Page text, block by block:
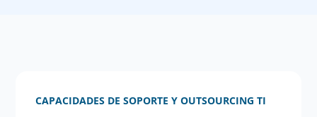
CAPACIDADES DE SOPORTE Y OUTSOURCING TI